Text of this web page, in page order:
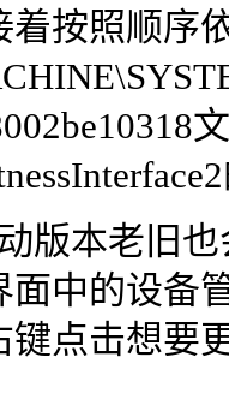
着按照顺序
版本老旧
面中的设备
键点击想要